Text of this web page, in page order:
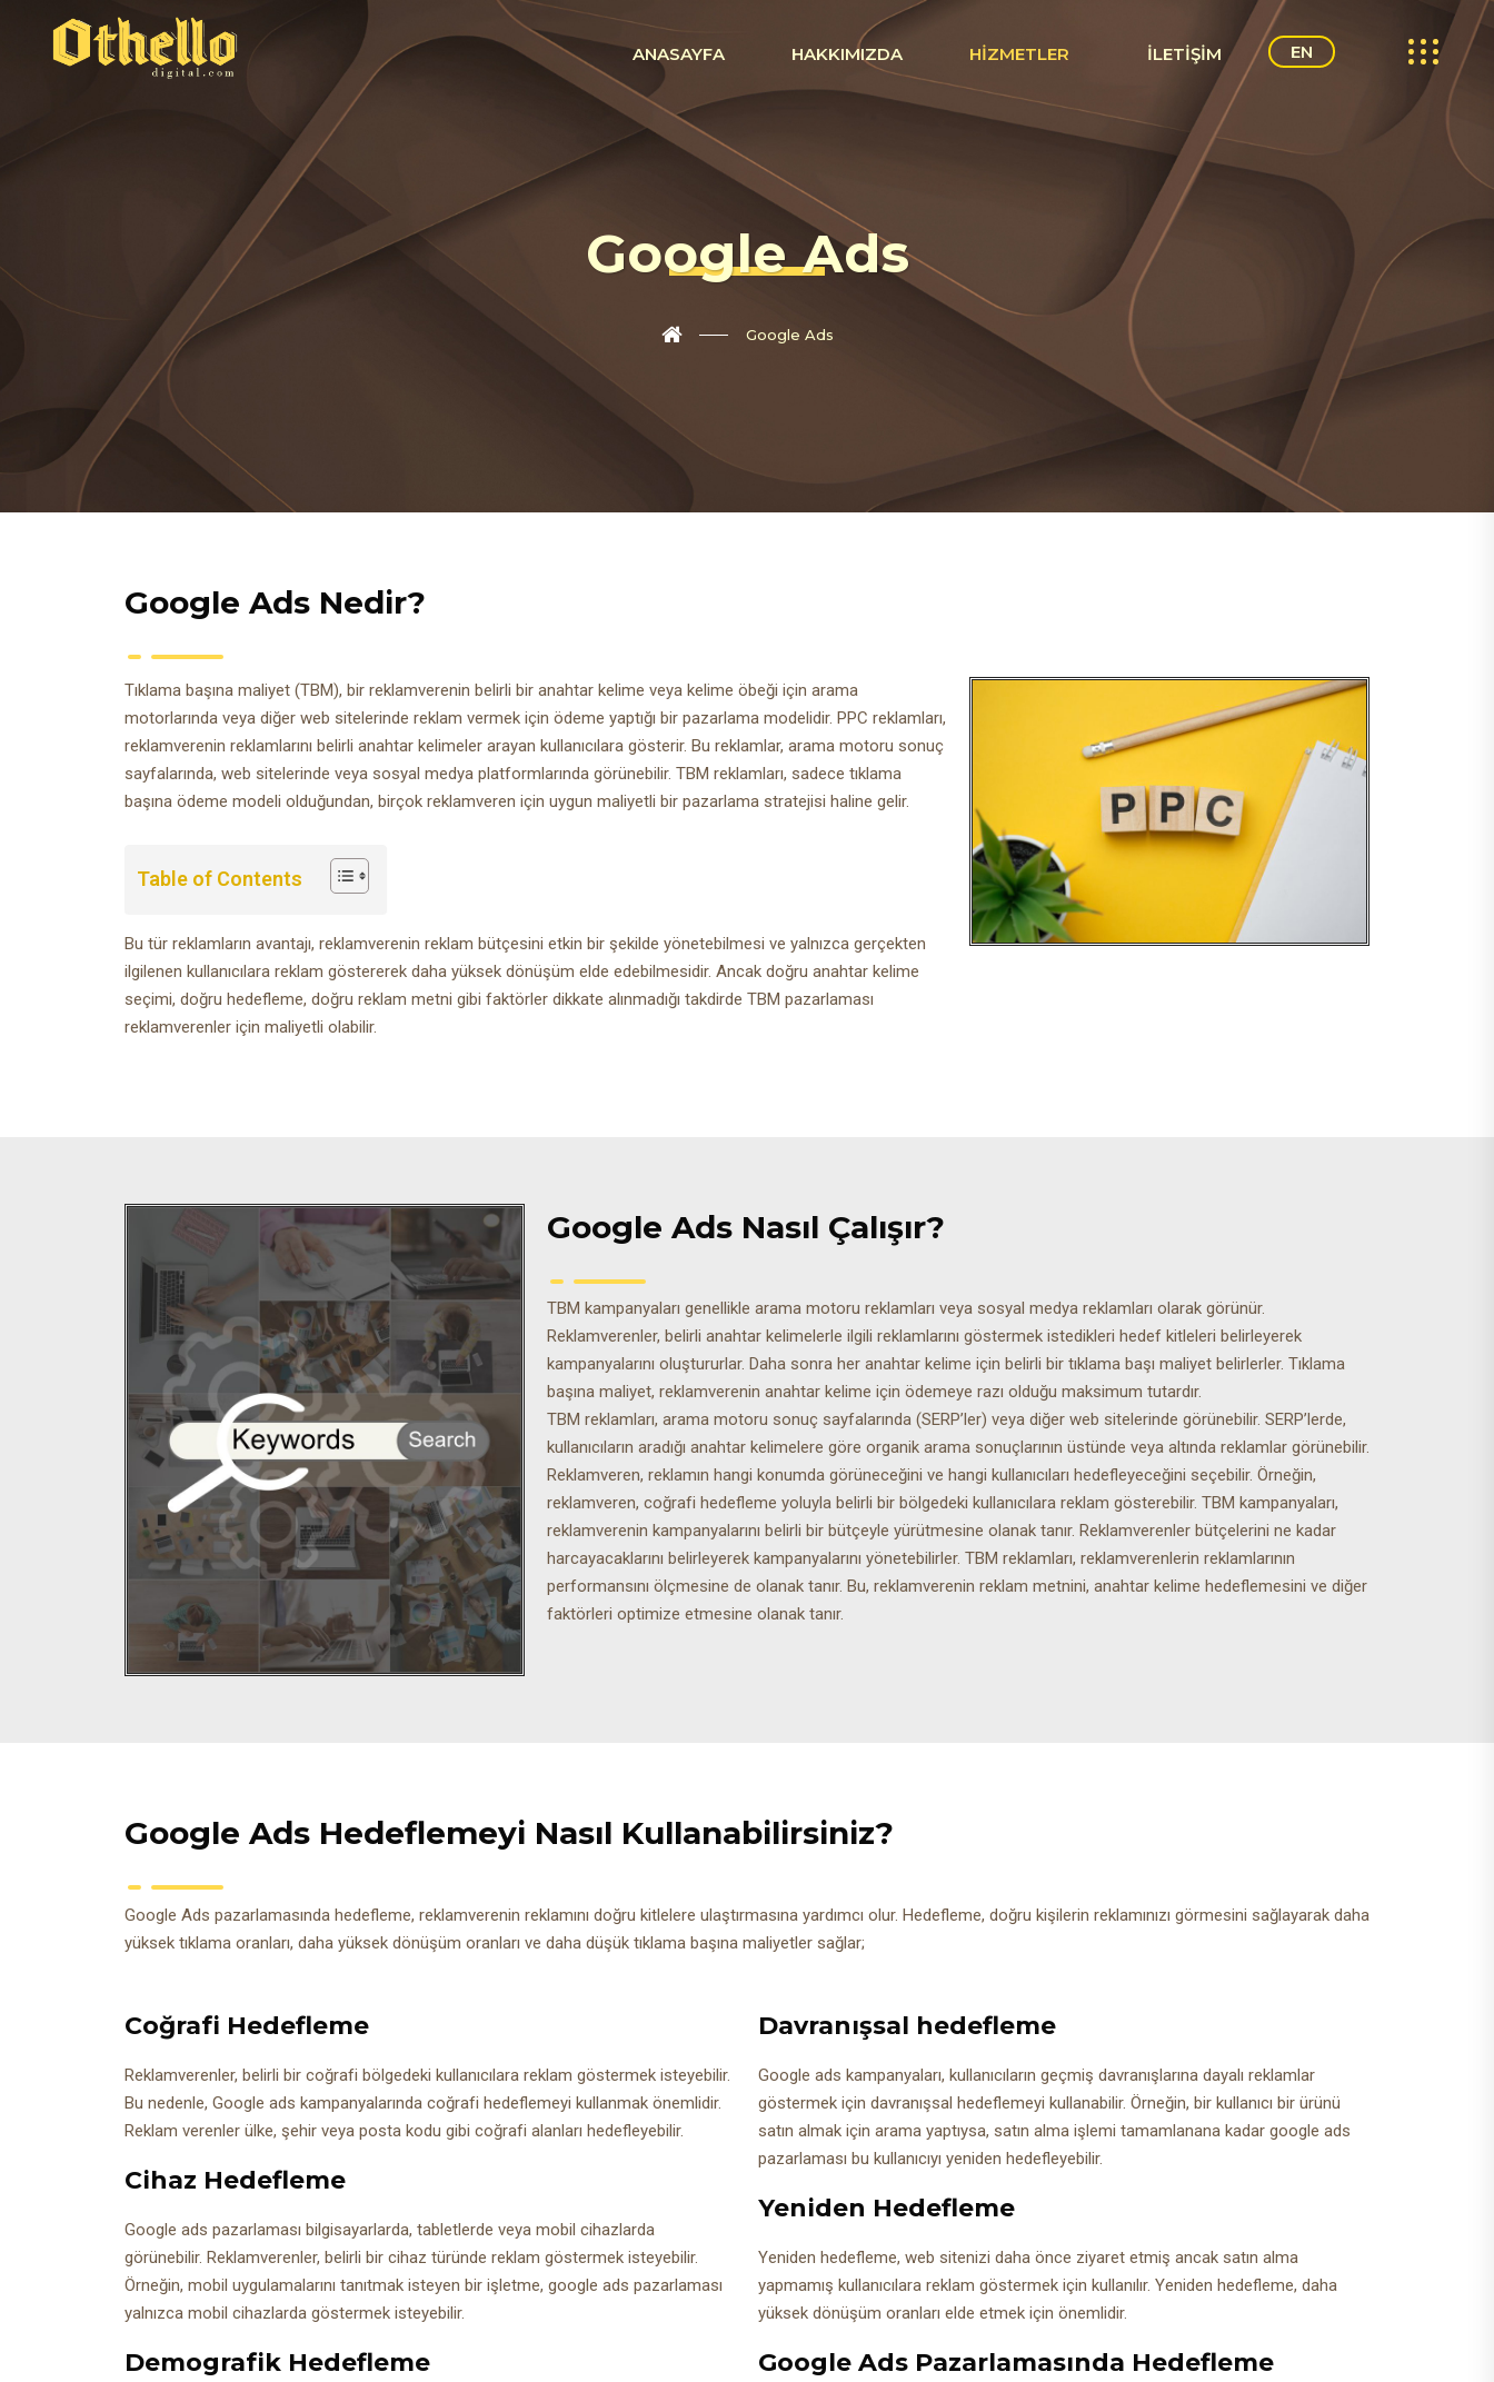
ANASAYFA HAKKIMIZDA HIZMETLER İLETIŞIM EN
Google Ads
Google Ads
Google Ads Nedir?
Tıklama başına maliyet (TBM), bir reklamverenin belirli bir anahtar kelime veya kelime öbeği için arama
motorlarında veya diğer web sitelerinde reklam vermek için ödeme yaptığı bir pazarlama modelidir. PPC reklamları,
reklamverenin reklamlarını belirli anahtar kelimeler arayan kullanıcılara gösterir. Bu reklamlar, arama motoru sonuç
sayfalarında, web sitelerinde veya sosyal medya platformlarında görünebilir. TBM reklamları, sadece tıklama
başına ödeme modeli olduğundan, birçok reklamveren için uygun maliyetli bir pazarlama stratejisi haline gelir.
Table of Contents
Bu tür reklamların avantajı, reklamverenin reklam bütçesini etkin bir şekilde yönetebilmesi ve yalnızca gerçekten
ilgilenen kullanıcılara reklam göstererek daha yüksek dönüşüm elde edebilmesidir. Ancak doğru anahtar kelime
seçimi, doğru hedefleme, doğru reklam metni gibi faktörler dikkate alınmadığı takdirde TBM pazarlaması
reklamverenler için maliyetli olabilir.
Google Ads Nasıl Çalışır?
TBM kampanyaları genellikle arama motoru reklamları veya sosyal medya reklamları olarak görünür.
Reklamverenler, belirli anahtar kelimelerle ilgili reklamlarını göstermek istedikleri hedef kitleleri belirleyerek
kampanyalarını oluştururlar. Daha sonra her anahtar kelime için belirli bir tıklama başı maliyet belirlerler. Tıklama
başına maliyet, reklamverenin anahtar kelime için ödemeye razı olduğu maksimum tutardır.
TBM reklamları, arama motoru sonuç sayfalarında (SERP’ler) veya diğer web sitelerinde görünebilir. SERP’lerde,
kullanıcıların aradığı anahtar kelimelere göre organik arama sonuçlarının üstünde veya altında reklamlar görünebilir.
Reklamveren, reklamın hangi konumda görüneceğini ve hangi kullanıcıları hedefleyeceğini seçebilir. Örneğin,
reklamveren, coğrafi hedefleme yoluyla belirli bir bölgedeki kullanıcılara reklam gösterebilir. TBM kampanyaları,
reklamverenin kampanyalarını belirli bir bütçeyle yürütmesine olanak tanır. Reklamverenler bütçelerini ne kadar
harcayacaklarını belirleyerek kampanyalarını yönetebilirler. TBM reklamları, reklamverenlerin reklamlarının
performansını ölçmesine de olanak tanır. Bu, reklamverenin reklam metnini, anahtar kelime hedeflemesini ve diğer
faktörleri optimize etmesine olanak tanır.
Google Ads Hedeflemeyi Nasıl Kullanabilirsiniz?
Google Ads pazarlamasında hedefleme, reklamverenin reklamını doğru kitlelere ulaştırmasına yardımcı olur. Hedefleme, doğru kişilerin reklamınızı görmesini sağlayarak daha
yüksek tıklama oranları, daha yüksek dönüşüm oranları ve daha düşük tıklama başına maliyetler sağlar;
Coğrafi Hedefleme
Reklamverenler, belirli bir coğrafi bölgedeki kullanıcılara reklam göstermek isteyebilir.
Bu nedenle, Google ads kampanyalarında coğrafi hedeflemeyi kullanmak önemlidir.
Reklam verenler ülke, şehir veya posta kodu gibi coğrafi alanları hedefleyebilir.
Cihaz Hedefleme
Google ads pazarlaması bilgisayarlarda, tabletlerde veya mobil cihazlarda
görünebilir. Reklamverenler, belirli bir cihaz türünde reklam göstermek isteyebilir.
Örneğin, mobil uygulamalarını tanıtmak isteyen bir işletme, google ads pazarlaması
yalnızca mobil cihazlarda göstermek isteyebilir.
Demografik Hedefleme
Davranışsal hedefleme
Google ads kampanyaları, kullanıcıların geçmiş davranışlarına dayalı reklamlar
göstermek için davranışsal hedeflemeyi kullanabilir. Örneğin, bir kullanıcı bir ürünü
satın almak için arama yaptıysa, satın alma işlemi tamamlanana kadar google ads
pazarlaması bu kullanıcıyı yeniden hedefleyebilir.
Yeniden Hedefleme
Yeniden hedefleme, web sitenizi daha önce ziyaret etmiş ancak satın alma
yapmamış kullanıcılara reklam göstermek için kullanılır. Yeniden hedefleme, daha
yüksek dönüşüm oranları elde etmek için önemlidir.
Google Ads Pazarlamasında Hedefleme